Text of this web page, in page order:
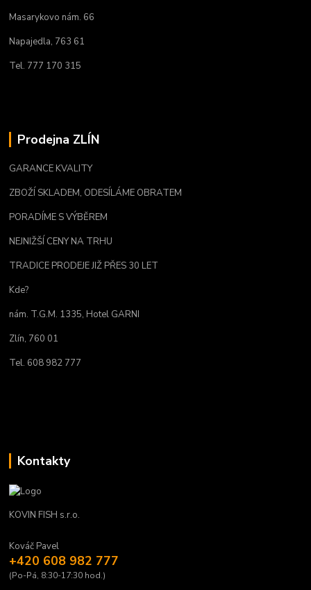
Masarykovo nám. 66
Napajedla, 763 61
Tel. 777 170 315
Prodejna ZLÍN
GARANCE KVALITY
ZBOŽÍ SKLADEM, ODESÍLÁME OBRATEM
PORADÍME S VÝBĚREM
NEJNIŽŠÍ CENY NA TRHU
TRADICE PRODEJE JIŽ PŘES 30 LET
Kde?
nám. T.G.M. 1335, Hotel GARNI
Zlín, 760 01
Tel. 608 982 777
Kontakty
KOVIN FISH s.r.o.
Kováč Pavel
+420 608 982 777
(Po-Pá, 8:30-17:30 hod.)